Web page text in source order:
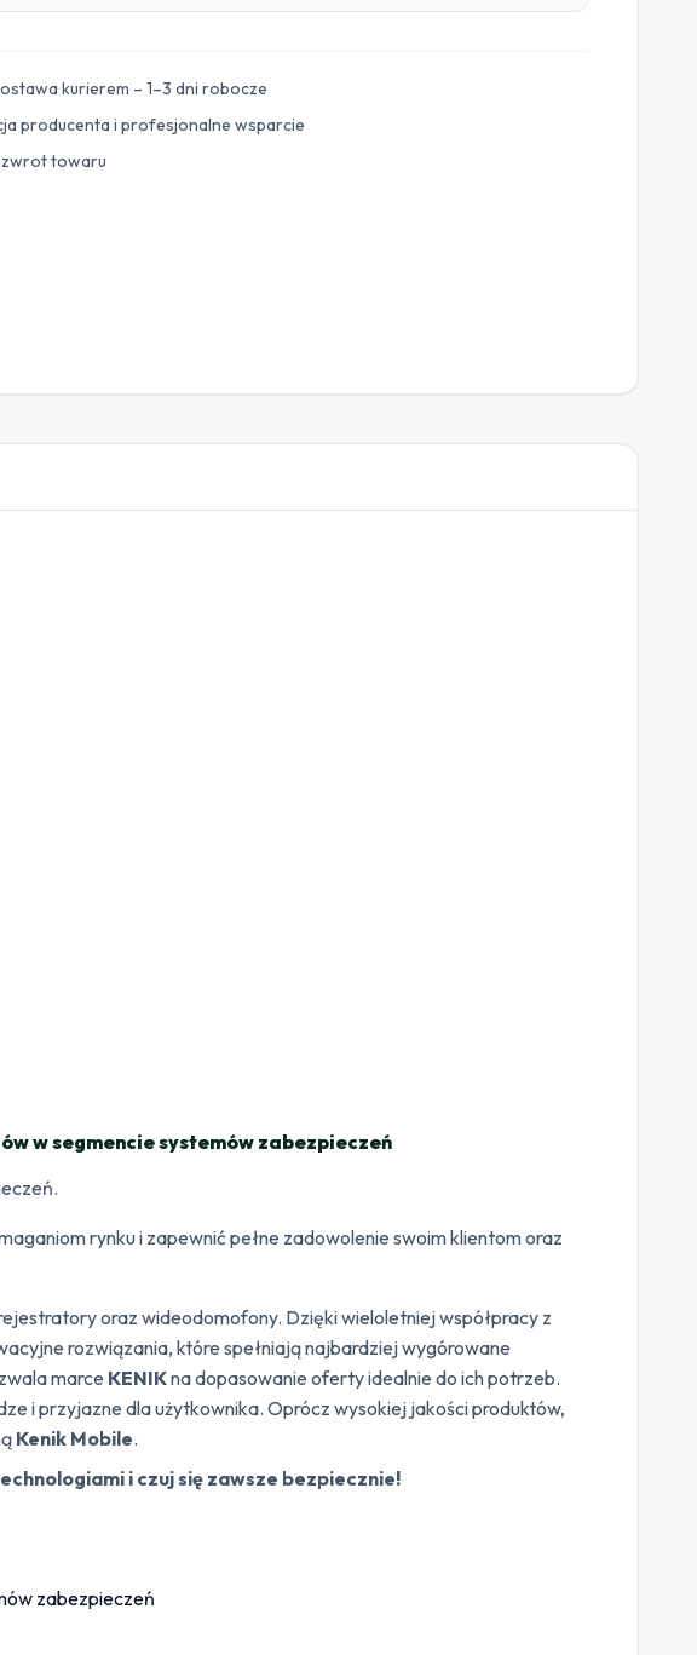
kurierem – 1–3 dni robocze
producenta i profesjonalne wsparcie
zwrot towaru
w segmencie systemów zabezpieczeń
rynku i zapewnić pełne zadowolenie swoim klientom oraz
oraz wideodomofony. Dzięki wieloletniej współpracy z
rozwiązania, które spełniają najbardziej wygórowane
marce KENIKna dopasowanie oferty idealnie do ich potrzeb.
i przyjazne dla użytkownika. Oprócz wysokiej jakości produktów,
Kenik Mobile.
i czuj się zawsze bezpiecznie!